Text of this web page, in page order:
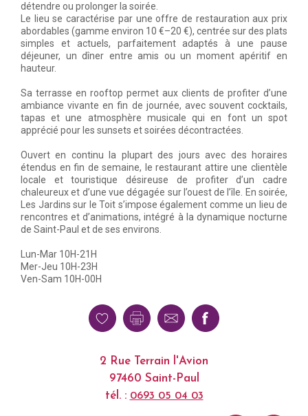
détendre ou prolonger la soirée.
Le lieu se caractérise par une offre de restauration aux prix
abordables (gamme environ 10 €–20 €), centrée sur des plats
simples et actuels, parfaitement adaptés à une pause
déjeuner, un dîner entre amis ou un moment apéritif en
hauteur.
Sa terrasse en rooftop permet aux clients de profiter d’une
ambiance vivante en fin de journée, avec souvent cocktails,
tapas et une atmosphère musicale qui en font un spot
apprécié pour les sunsets et soirées décontractées.
Ouvert en continu la plupart des jours avec des horaires
étendus en fin de semaine, le restaurant attire une clientèle
locale et touristique désireuse de profiter d’un cadre
chaleureux et d’une vue dégagée sur l’ouest de l’île. En soirée,
Les Jardins sur le Toit s’impose également comme un lieu de
rencontres et d’animations, intégré à la dynamique nocturne
de Saint-Paul et de ses environs.
Lun-Mar 10H-21H
Mer-Jeu 10H-23H
Ven-Sam 10H-00H
2 Rue Terrain l'Avion
97460 Saint-Paul
tél. : 0693 05 04 03